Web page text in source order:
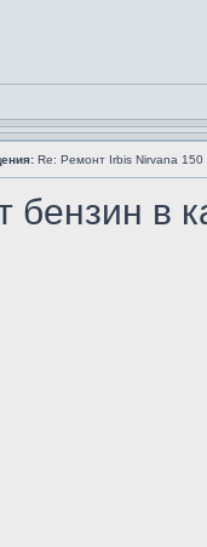
Re: Ремонт Irbis Nirvana 150
бензин в